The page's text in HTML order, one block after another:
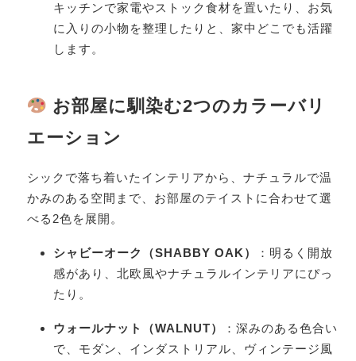
キッチンで家電やストック食材を置いたり、お気
に入りの小物を整理したりと、家中どこでも活躍
します。
お部屋に馴染む2つのカラーバリ
エーション
シックで落ち着いたインテリアから、ナチュラルで温
かみのある空間まで、お部屋のテイストに合わせて選
べる2色を展開。
シャビーオーク（SHABBY OAK）
：明るく開放
感があり、北欧風やナチュラルインテリアにぴっ
たり。
ウォールナット（WALNUT）
：深みのある色合い
で、モダン、インダストリアル、ヴィンテージ風